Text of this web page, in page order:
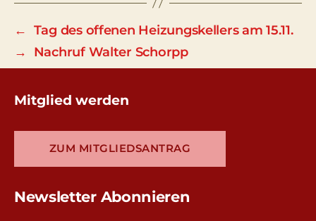
← Tag des offenen Heizungskellers am 15.11.
→
Nachruf Walter Schorpp
Mitglied werden
ZUM MITGLIEDSANTRAG
Newsletter Abonnieren